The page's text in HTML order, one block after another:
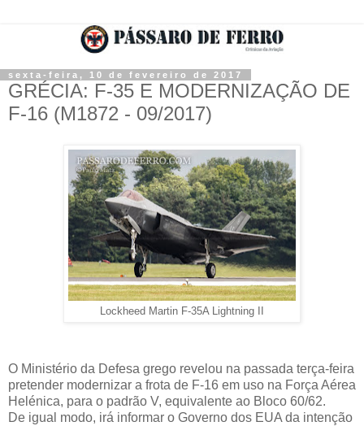
sexta-feira, 10 de fevereiro de 2017
GRÉCIA: F-35 E MODERNIZAÇÃO DE
F-16 (M1872 - 09/2017)
Lockheed Martin F-35A Lightning II
O Ministério da Defesa grego revelou na passada terça-feira
pretender modernizar a frota de F-16 em uso na Força Aérea
Helénica, para o padrão V, equivalente ao Bloco 60/62.
De igual modo, irá informar o Governo dos EUA da intenção